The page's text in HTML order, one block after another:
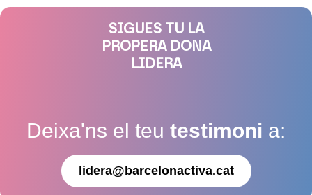
SIGUES TU LA
PROPERA DONA
LIDERA
Deixa'ns el teu testimoni a:
lidera@barcelonactiva.cat